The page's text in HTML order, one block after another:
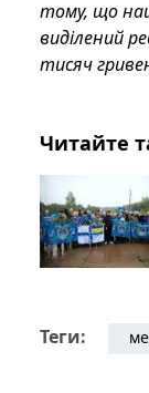
тому, що
виділений
тисяч
Читайте
Теги: